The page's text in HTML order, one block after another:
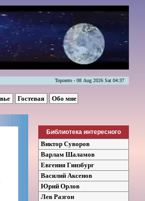
Торонто - 08 Aug 2026 Sat 04:37
Гостевая Обо мне
Библиотека интересного
Виктор Суворов
Варлам Шаламов
Евгения Гинзбург
Василий Аксенов
Юрий Орлов
Лев Разгон